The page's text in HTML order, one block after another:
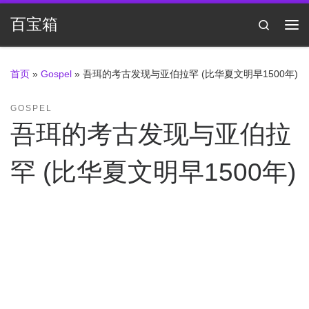
Skip to content
百宝箱
Search
首页 » Gospel » 吾珥的考古发现与亚伯拉罕 (比华夏文明早1500年)
GOSPEL
吾珥的考古发现与亚伯拉
罕 (比华夏文明早1500年)